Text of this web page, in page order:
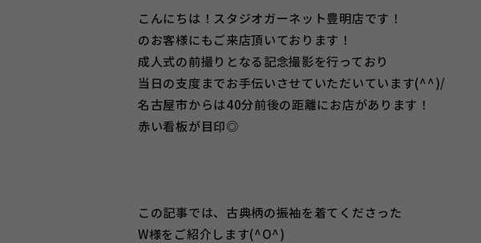
こんにちは！スタジオガーネット豊明店です！
のお客様にもご来店頂いております！
成人式の前撮りとなる記念撮影を行っており
当日の支度までお手伝いさせていただいています(^^)/
名古屋市からは40分前後の距離にお店があります！
赤い看板が目印◎
この記事では、古典柄の振袖を着てくださった
W様をご紹介します(^O^)